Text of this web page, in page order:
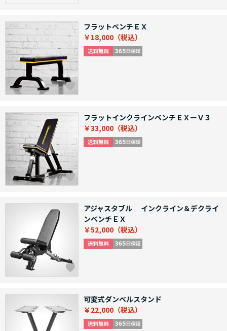
フラットベンチＥＸ
￥18,000
フラットインクラインベンチＥＸーＶ３
￥33,000
アジャスタブル インクライン＆デクライ
ンベンチＥＸ
￥52,000
可変式ダンベルスタンド
￥22,000